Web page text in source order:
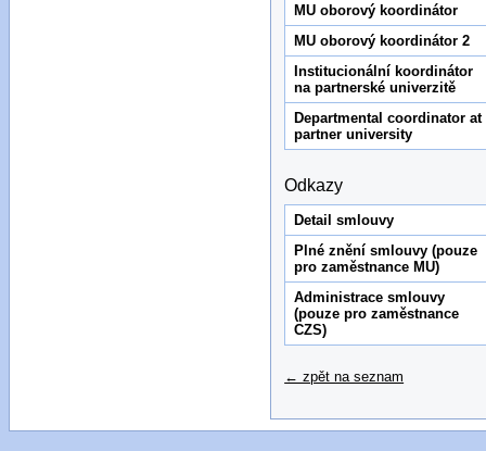
MU oborový koordinátor
MU oborový koordinátor 2
Institucionální koordinátor
na partnerské univerzitě
Departmental coordinator at
partner university
Odkazy
Detail smlouvy
Plné znění smlouvy (pouze
pro zaměstnance MU)
Administrace smlouvy
(pouze pro zaměstnance
CZS)
← zpět na seznam